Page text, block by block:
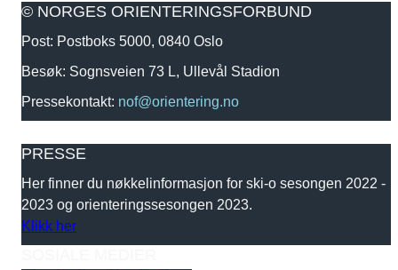
© NORGES ORIENTERINGSFORBUND
Post: Postboks 5000, 0840 Oslo
Besøk: Sognsveien 73 L, Ullevål Stadion
Pressekontakt: nof@orientering.no
PRESSE
Her finner du nøkkelinformasjon for ski-o sesongen 2022 -
2023 og orienteringssesongen 2023.
Klikk her